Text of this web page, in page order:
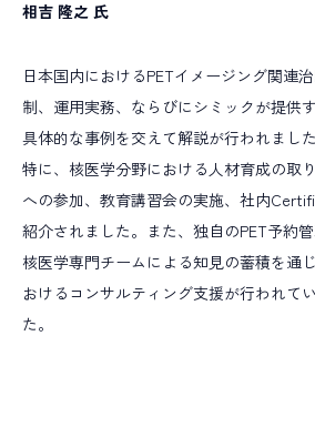
相吉 隆之 氏
日本国内におけるPETイメージング関連
制、運用実務、ならびにシミックが提供
具体的な事例を交えて解説が行われました
特に、核医学分野における人材育成の取
への参加、教育講習会の実施、社内
紹介されました。また、独自のPET予約管
核医学専門チームによる知見の蓄積を通
おけるコンサルティング支援が行われて
た。